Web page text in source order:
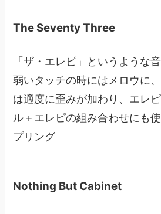
The Seventy Three
「ザ・エレピ」というような音
弱いタッチの時にはメロウに
は適度に歪みが加わり、エレ
ル＋エレピの組み合わせにも
プリング
Nothing But Cabinet